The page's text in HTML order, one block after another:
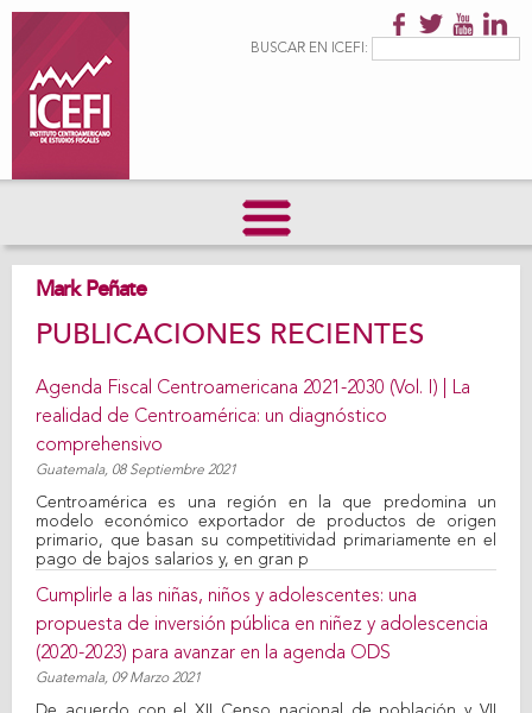
principalFormulario de
BUSCAR EN ICEFI:
Mark Peñate
PUBLICACIONES RECIENTES
Agenda Fiscal Centroamericana 2021-2030 (Vol. I) | La
realidad de Centroamérica: un diagnóstico
comprehensivo
Guatemala, 08 Septiembre 2021
Centroamérica es una región en la que predomina un
modelo económico exportador de productos de origen
primario, que basan su competitividad primariamente en el
pago de bajos salarios y, en gran p
Cumplirle a las niñas, niños y adolescentes: una
propuesta de inversión pública en niñez y adolescencia
(2020-2023) para avanzar en la agenda ODS
Guatemala, 09 Marzo 2021